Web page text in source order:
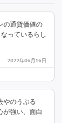
の通貨価値の
っているらし
2022年06月16日
やのうぶる
が強い、面白